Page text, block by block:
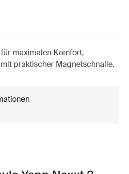
maximalen Komfort,
praktischer Magnetschnalle.